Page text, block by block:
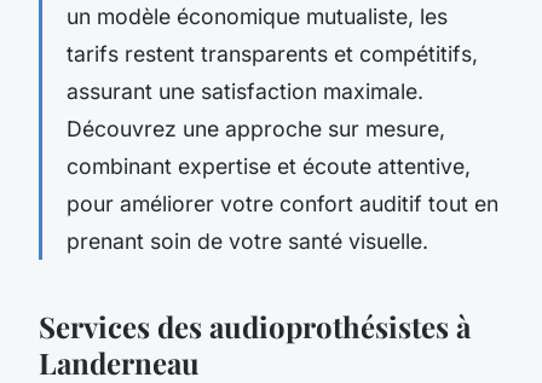
un modèle économique mutualiste, les
tarifs restent transparents et compétitifs,
assurant une satisfaction maximale.
Découvrez une approche sur mesure,
combinant expertise et écoute attentive,
pour améliorer votre confort auditif tout en
prenant soin de votre santé visuelle.
Services des audioprothésistes à
Landerneau